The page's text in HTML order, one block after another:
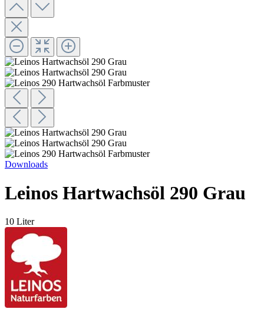
Downloads
Leinos Hartwachsöl 290 Grau
10 Liter